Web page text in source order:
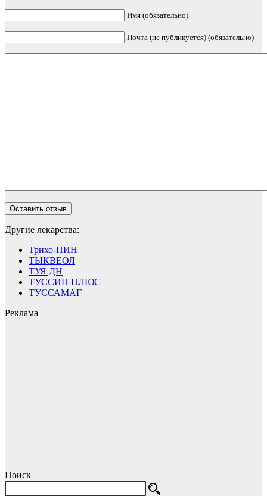
Имя (обязательно)
Почта (не публикуется) (обязательно)
Другие лекарства:
Трихо-ПИН
ТЫКВЕОЛ
ТУЯ ДН
ТУССИН ПЛЮС
ТУССАМАГ
Реклама
Поиск